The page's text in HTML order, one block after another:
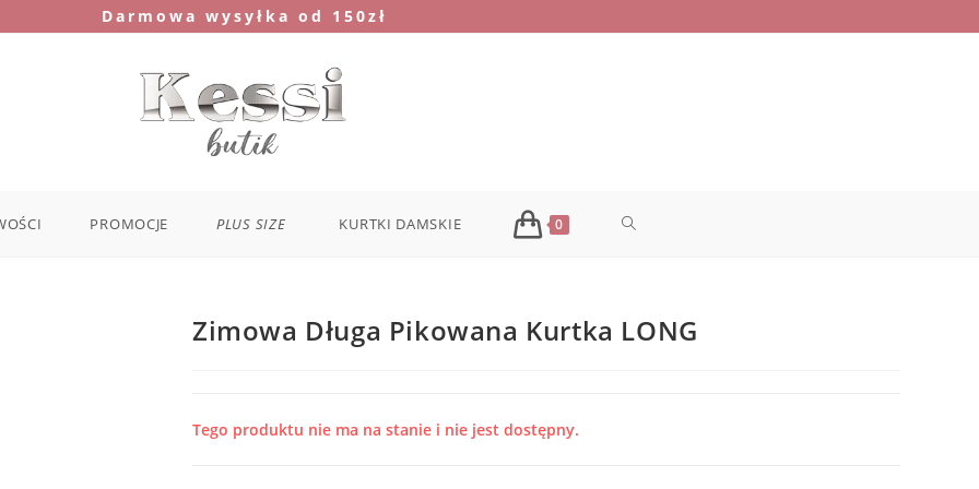
Darmowa wysyłka od 150zł
PROMOCJE PLUS SIZE KURTKI DAMSKIE 0 TOGGLE
Zimowa Długa Pikowana Kurtka LONG
Tego produktu nie ma na stanie i nie jest dostępny.